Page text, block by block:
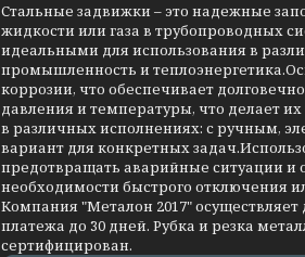
Стальные задвижки – это надежные
жидкости или газа в трубопроводных
идеальными для использования в
промышленность и
коррозии, что обеспечивает
давления и температуры, что делает
в различных исполнениях: с ручным,
вариант для конкретных
предотвращать аварийные ситуации
необходимости быстрого отключения
Компания "Металон 2017" осуществляет
платежа до 30 дней. Рубка и резка
сертифицирован.